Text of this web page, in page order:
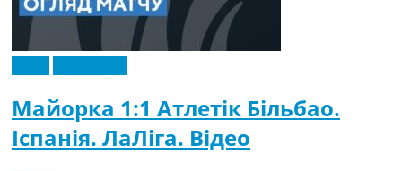
Майорка 1:1 Атлетік Більбао.
Іспанія. ЛаЛіга. Відео